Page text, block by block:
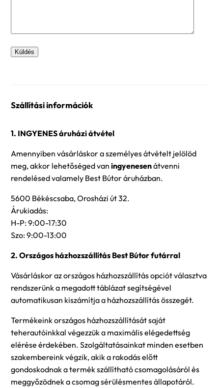
Szállítási információk
1. INGYENES áruházi átvétel
Amennyiben vásárláskor a személyes átvételt jelölöd
meg, akkor lehetőséged van ingyenesenátvenni
rendelésed valamely Best Bútor áruházban.
5600 Békéscsaba, Orosházi út 32.
Árukiadás:
H-P: 9:00-17:30
Szo: 9:00-13:00
2. Országos házhozszállítás Best Bútor futárral
Vásárláskor az országos házhozszállítás opciót választva
rendszerünk a megadott táblázat segítségével
automatikusan kiszámítja a házhozszállítás összegét.
Termékeink országos házhozszállítását saját
teherautóinkkal végezzük a maximális elégedettség
elérése érdekében. Szolgáltatásainkat minden esetben
szakembereink végzik, akik a rakodás előtt
gondoskodnak a termék szállítható csomagolásáról és
meggyőzödnek a csomag sérülésmentes állapotáról.